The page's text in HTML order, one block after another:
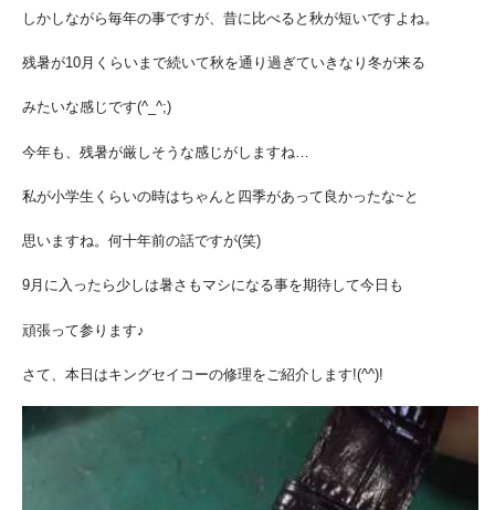
しかしながら毎年の事ですが、昔に比べると秋が短いですよね。
残暑が10月くらいまで続いて秋を通り過ぎていきなり冬が来る
みたいな感じです(^_^;)
今年も、残暑が厳しそうな感じがしますね…
私が小学生くらいの時はちゃんと四季があって良かったな~と
思いますね。何十年前の話ですが(笑)
9月に入ったら少しは暑さもマシになる事を期待して今日も
頑張って参ります♪
さて、本日はキングセイコーの修理をご紹介します!(^^)!